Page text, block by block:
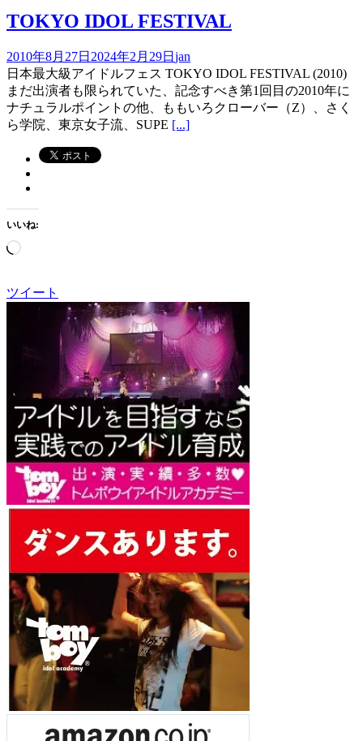
TOKYO IDOL FESTIVAL
2010年8月27日 2024年2月29日 jan
日本最大級アイドルフェス TOKYO IDOL FESTIVAL (2010)
まだ出演者も限られていた、記念すべき第1回目の2010年に
ナチュラルポイントの他、ももいろクローバー（Z）、さく
ら学院、東京女子流、SUPE [...]
いいね:
読
み
ツイート